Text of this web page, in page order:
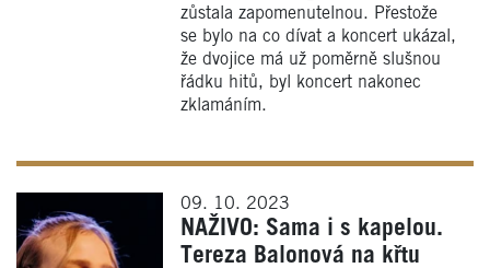
zůstala zapomenutelnou. Přestože
se bylo na co dívat a koncert ukázal,
že dvojice má už poměrně slušnou
řádku hitů, byl koncert nakonec
zklamáním.
09. 10. 2023
NAŽIVO: Sama i s kapelou.
Tereza Balonová na křtu